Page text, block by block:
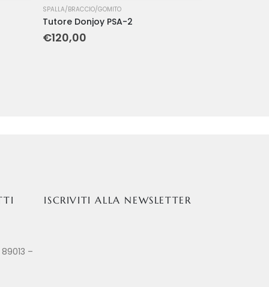
SPALLA/BRACCIO/GOMITO
Tutore Donjoy PSA-2
€120,00
–
ISCRIVITI ALLA NEWSLETTER